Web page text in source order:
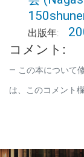
出版年:
コメント:
この本について
は、このコメント